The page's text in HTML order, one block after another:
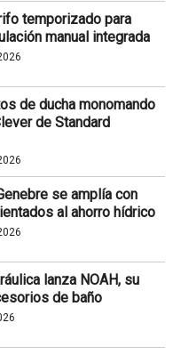
temporizado para
manual integrada
de ducha monomando
de Standard
se amplía con
al ahorro hídrico
lanza NOAH, su
de baño